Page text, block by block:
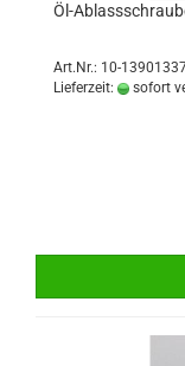
Öl-
Art.Nr.: 10-
Lieferzeit:
sofort